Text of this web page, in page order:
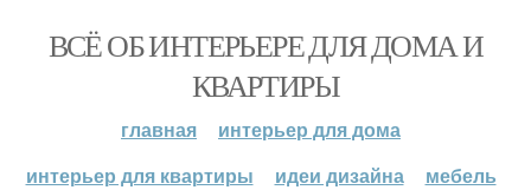
ВСЁ ОБ ИНТЕРЬЕРЕ ДЛЯ ДОМА И
КВАРТИРЫ
главная
интерьер для дома
интерьер для квартиры
идеи дизайна мебель